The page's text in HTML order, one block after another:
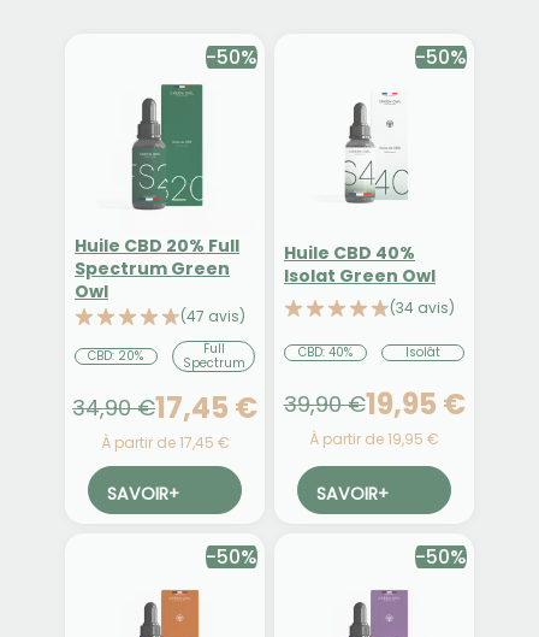
-50%
Huile CBD 20% Full
Spectrum Green
Owl
(47 avis)
CBD: 20%
Full
Spectrum
34,90 €17,45 €
À partir de 17,45 €
SAVOIR+
-50%
Huile CBD 40%
Isolat Green Owl
(34 avis)
CBD: 40% Isolât
39,90 €19,95 €
À partir de 19,95 €
SAVOIR+
-50% -50%